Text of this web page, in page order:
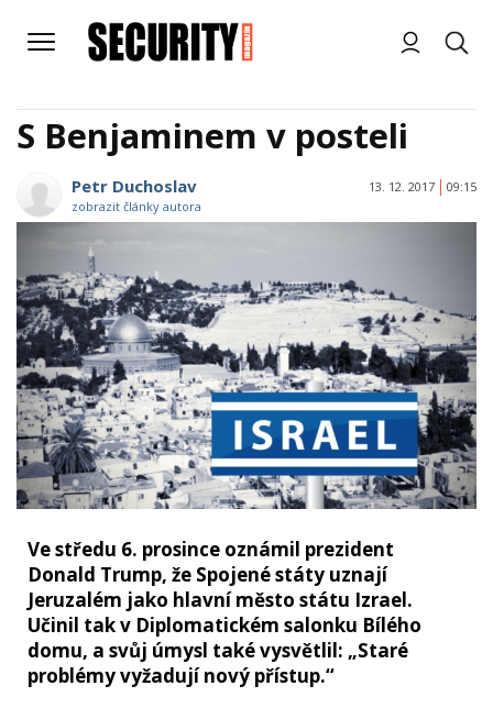
S Benjaminem v posteli
Petr Duchoslav
zobrazit články autora
13. 12. 2017 09:15
Ve středu 6. prosince oznámil prezident
Donald Trump, že Spojené státy uznají
Jeruzalém jako hlavní město státu Izrael.
Učinil tak v Diplomatickém salonku Bílého
domu, a svůj úmysl také vysvětlil: „Staré
problémy vyžadují nový přístup.“